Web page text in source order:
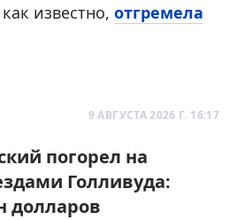
известно, отгремела
9 АВГУСТА 2026 Г. 16:17
погорел на
Голливуда:
долларов